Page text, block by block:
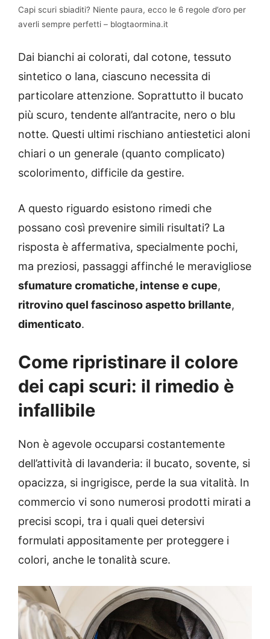
Capi scuri sbiaditi? Niente paura, ecco le 6 regole d’oro per
averli sempre perfetti – blogtaormina.it
Dai bianchi ai colorati, dal cotone, tessuto
sintetico o lana, ciascuno necessita di
particolare attenzione. Soprattutto il bucato
più scuro, tendente all’antracite, nero o blu
notte. Questi ultimi rischiano antiestetici aloni
chiari o un generale (quanto complicato)
scolorimento, difficile da gestire.
A questo riguardo esistono rimedi che
possano così prevenire simili risultati? La
risposta è affermativa, specialmente pochi,
ma preziosi, passaggi affinché le meravigliose
sfumature cromatiche, intense e cupe,
ritrovino quel fascinoso aspetto brillante,
dimenticato.
Come ripristinare il colore
dei capi scuri: il rimedio è
infallibile
Non è agevole occuparsi costantemente
dell’attività di lavanderia: il bucato, sovente, si
opacizza, si ingrigisce, perde la sua vitalità. In
commercio vi sono numerosi prodotti mirati a
precisi scopi, tra i quali quei detersivi
formulati appositamente per proteggere i
colori, anche le tonalità scure.